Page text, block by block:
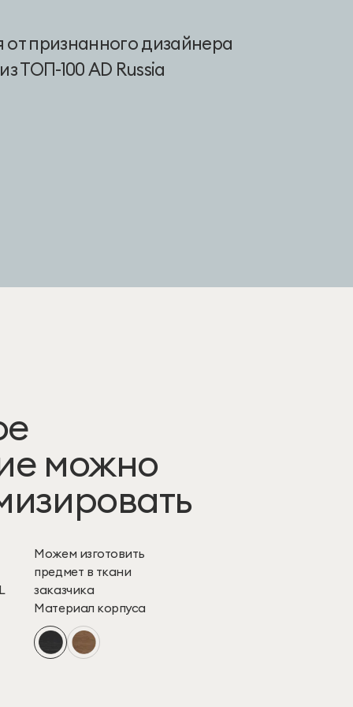
от признанного дизайнера
из ТОП-100 AD Russia
можно
Можем изготовить
предмет в ткани
заказчика
Материал корпуса